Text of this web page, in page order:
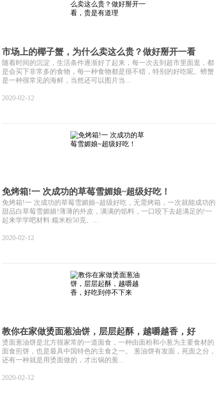
市场上的椰子蟹，为什么卖这么贵？做好掰开一看
随着时间的沉淀，生活条件逐渐好了起来，每一次去到超市里面逛，都
是会买下非常多的食物，每一种食物都是很不错，特别的好吃呢。螃蟹
是一种很常见的海鲜，当然还可以图片当...
2020-02-12
免烤箱!一 次成功的草莓雪媚娘~超级好吃！
免烤箱!一 次成功的草莓雪媚娘~超级好吃，无需烤箱，一次就能成功的
甜品白草莓雪媚娘!薄薄的外皮，满满的馅料，一口咬下去超满足的!一
起来学学吧材料:糯米粉50克、...
2020-02-12
教你在家做烫面葱油饼，层层起酥，越嚼越香，好
烫面葱油饼是北方很家常的一道面食，一种由面粉和小葱为主要食材的
面食煎饼，也是最具中国特色的主食之一。 葱油饼有发面，死面之分，
还有一种就是用烫面做的，才出锅的葱...
2020-02-12